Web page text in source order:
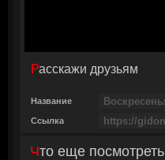
Расскажи друзьям
Название
Ссылка
Что еще посмотреть